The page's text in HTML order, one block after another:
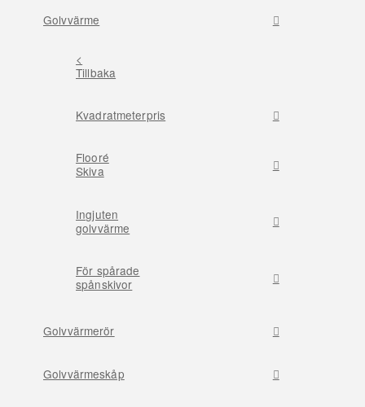
Golvvärme
<
Tillbaka
Kvadratmeterpris
Flooré
Skiva
Ingjuten
golvvärme
För spårade
spånskivor
Golvvärmerör
Golvvärmeskåp